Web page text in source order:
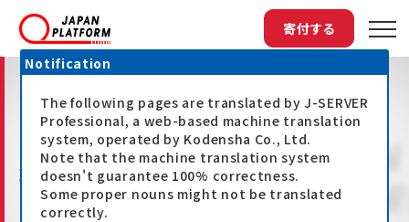
寄付する
最新情報
Notification
The following pages are translated by J-SERVER
Professional, a web-based machine translation
system, operated by Kodensha Co., Ltd.
Note that the machine translation system
doesn't guarantee 100% correctness.
Some proper nouns might not be translated
correctly.